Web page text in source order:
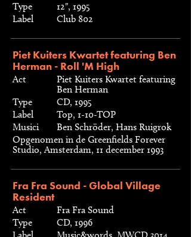
Type
12", 1995
Label
Club 802
Piet Kuiters Kwartet featuring Ben
Herman - Roll 'M High
Act
Piet Kuiters Kwartet featuring
Ben Herman
Type
CD, 1995
Label
Top, 1-10-TOP
Musici
Ben Schröder, Hans Ruigrok
Opgenomen in de Greenfields Forever
Studio, Amsterdam, 11 december 1993
Fra Fra Sound - Global Village
Resident
Act
Fra Fra Sound
Type
CD, 1996